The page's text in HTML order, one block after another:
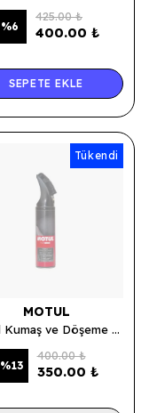
%6
425.00 ₺
400.00 ₺
SEPETE EKLE
Tükendi
MOTUL
Motul Kumaş ve Döşeme Temizleyici Sprey Fırça Başlıklı 500 ML.
%13
400.00 ₺
350.00 ₺